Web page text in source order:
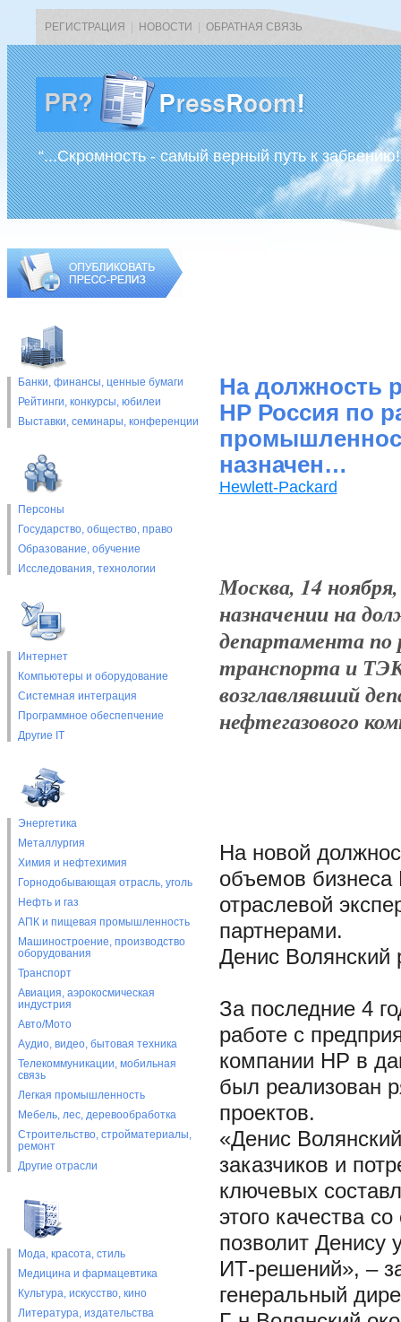
РЕГИСТРАЦИЯ НОВОСТИ ОБРАТНАЯ СВЯЗЬ
“...Скромность - самый верный путь к
Банки, финансы, ценные бумаги
Рейтинги, конкурсы, юбилеи
Выставки, cеминары, конференции
Персоны
Государство, общество, право
Образование, обучение
Исследования, технологии
Интернет
Компьютеры и оборудование
Системная интеграция
Программное обеспепчение
Другие IT
Энергетика
Металлургия
Химия и нефтехимия
Горнодобывающая отрасль, уголь
Нефть и газ
АПК и пищевая промышленность
Машиностроение, производство
оборудования
Транспорт
Авиация, аэрокосмическая
индустрия
Авто/Мото
Аудио, видео, бытовая техника
Телекоммуникации, мобильная
связь
Легкая промышленность
Мебель, лес, деревообработка
Строительство, стройматериалы,
ремонт
Другие отрасли
Мода, красота, стиль
Медицина и фармацевтика
Культура, искусство, кино
Литература, издательства
На должность
HP Россия по
назначен…
Hewlett-Packard
Москва, 14
назначении на
департамента по
транспорта и
возглавлявший
нефтегазового
На новой
объемов бизнеса
отраслевой
партнерами.
Денис Волянский
За последние 4
работе с
компании НР в
был реализован
проектов.
«Денис
заказчиков и
ключевых
этого качества
позволит Денису
ИТ-решений», –
генеральный